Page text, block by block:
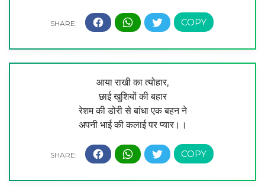
आया राखी का त्योहार,
छाई खुशियों की बहार
रेशम की डोरी से बांधा एक बहन ने
अपनी भाई की कलाई पर प्यार।।